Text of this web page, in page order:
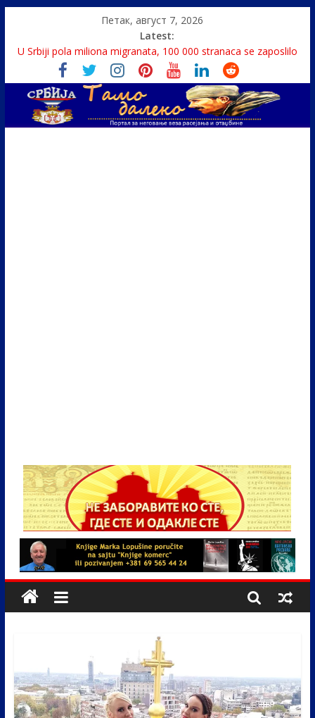
Петак, август 7, 2026
Latest:
U Srbiji pola miliona migranata, 100 000 stranaca se zaposlilo
Како је „Господар књига“ проглашен народним
непријатељем
Čije je pravo na istinu o Nikoli Tesli?
Srbin zaspao na Dunavu, reka ga odnela u Rumuniju
Politika i seks glavne teme srpskih medija